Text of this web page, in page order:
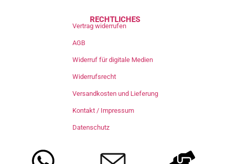
RECHTLICHES
Vertrag widerrufen
AGB
Widerruf für digitale Medien
Widerrufsrecht
Versandkosten und Lieferung
Kontakt / Impressum
Datenschutz